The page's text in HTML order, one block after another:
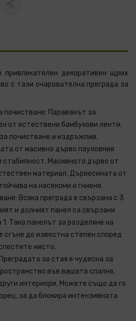
привлекателен декоративен щрих
с тази очарователна преграда за
почистване: Параванът за
от естествени бамбукови ленти,
почистване и издръжлив.
от масивно дърво пауловния
стабилност. Масивното дърво от
материал. Дървесината от
на насекоми и гниене.
Всяка преграда е свързана с 3
и долният панел са свързани
Така панелът за разделяне на
сгъне до известна степен според
място.
за стая е чудесна за
във вашата спалня,
интериори. Можете също да го
за да блокира интензивната